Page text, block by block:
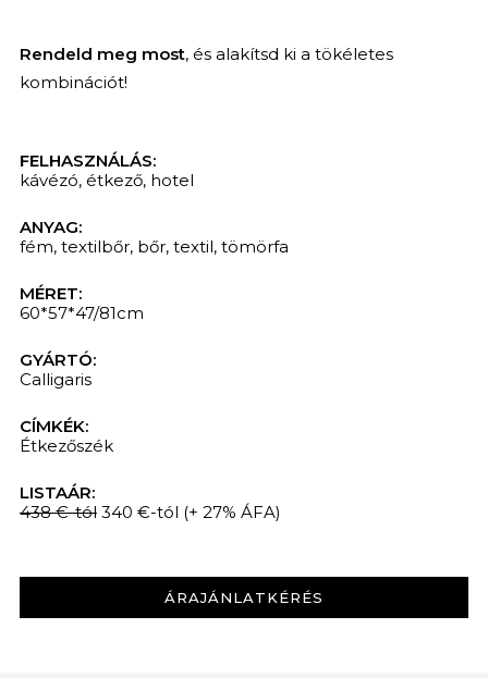
Rendeld meg most, és alakítsd ki a tökéletes
kombinációt!
FELHASZNÁLÁS:
kávézó, étkező, hotel
ANYAG:
fém, textilbőr, bőr, textil, tömörfa
MÉRET:
60*57*47/81cm
GYÁRTÓ:
Calligaris
CÍMKÉK:
Étkezőszék
LISTAÁR:
438 €-tól 340 €-tól (+ 27% ÁFA)
ÁRAJÁNLATKÉRÉS